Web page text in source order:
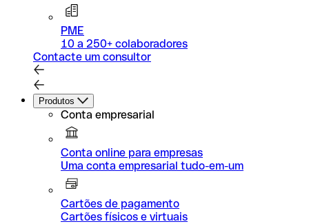
PME
10 a 250+ colaboradores
Contacte um consultor
Produtos
Conta empresarial
Conta online para empresas
Uma conta empresarial tudo-em-um
Cartões de pagamento
Cartões físicos e virtuais